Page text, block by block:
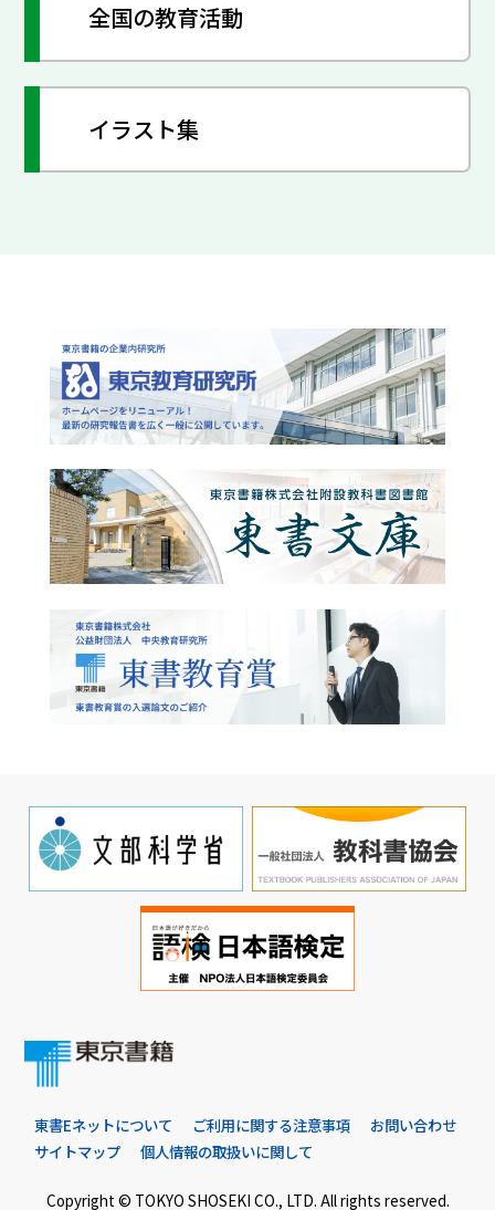
全国の教育活動
イラスト集
東書Eネットについて ご利用に関する注意事項
お問い合わせ
サイトマップ
個人情報の取扱いに関して
Copyright © TOKYO SHOSEKI CO., LTD. All rights reserved.